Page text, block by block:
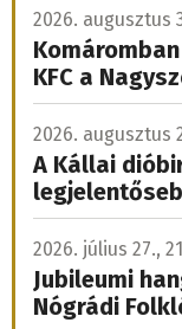
2026. augusztus
KFC a
2026. augusztus
A Kállai
2026. július 27.,
Jubileumi
Nógrádi